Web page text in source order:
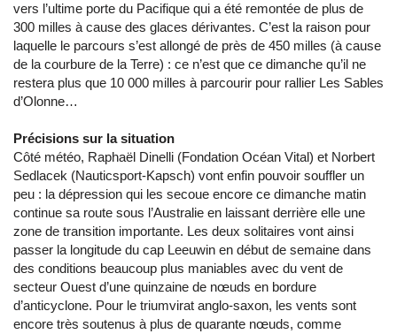
vers l’ultime porte du Pacifique qui a été remontée de plus de
300 milles à cause des glaces dérivantes. C’est la raison pour
laquelle le parcours s’est allongé de près de 450 milles (à cause
de la courbure de la Terre) : ce n’est que ce dimanche qu’il ne
restera plus que 10 000 milles à parcourir pour rallier Les Sables
d’Olonne…
Précisions sur la situation
Côté météo, Raphaël Dinelli (Fondation Océan Vital) et Norbert
Sedlacek (Nauticsport-Kapsch) vont enfin pouvoir souffler un
peu : la dépression qui les secoue encore ce dimanche matin
continue sa route sous l’Australie en laissant derrière elle une
zone de transition importante. Les deux solitaires vont ainsi
passer la longitude du cap Leeuwin en début de semaine dans
des conditions beaucoup plus maniables avec du vent de
secteur Ouest d’une quinzaine de nœuds en bordure
d’anticyclone. Pour le triumvirat anglo-saxon, les vents sont
encore très soutenus à plus de quarante nœuds, comme